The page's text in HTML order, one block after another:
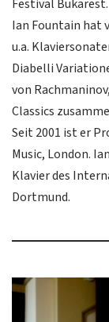
Festival Bukarest.
Ian Fountain hat
u.a.
Diabelli
von
Classics
Seit 2001 ist er
Music, London.
Klavier des
Dortmund.